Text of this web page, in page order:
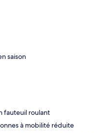
saison
fauteuil roulant
à mobilité réduite